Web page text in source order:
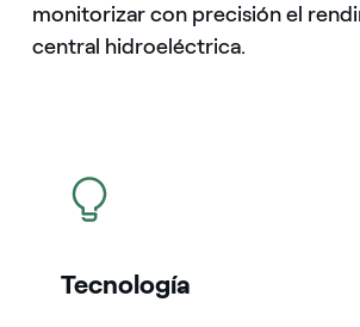
monitorizar con precisión el
central hidroeléctrica.
icono
Tecnología